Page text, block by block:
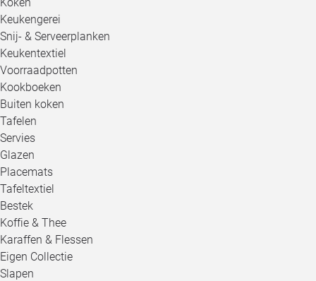
Keukengerei
Snij- & Serveerplanken
Keukentextiel
Voorraadpotten
Kookboeken
Buiten koken
Tafelen
Servies
Glazen
Placemats
Tafeltextiel
Bestek
Koffie & Thee
Karaffen & Flessen
Eigen Collectie
Slapen